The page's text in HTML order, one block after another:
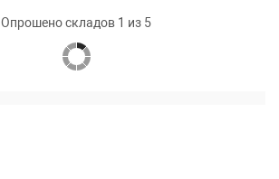
Опрошено складов 2 из 5